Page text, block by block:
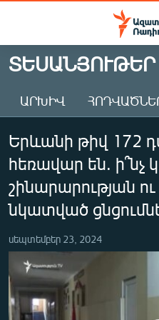
Մատչելիության
Անցնել
հիմնական
Անցնել
հիմնական
մենյուին
Որոնում
ԱԶԱՏՈՒԹՅՈՒՆ TV
ՀԱՅԱՍՏԱՆ
ԸՆՏՐՈՒԹՅՈՒՆՆԵՐ 2026
ԻՐԱՎՈՒՆՔ
ՀԱՍԱՐԱԿՈՒԹՅՈՒՆ
ՂԱՐԱԲԱՂ
ՊԱՏԵՐԱԶՄԻ 6 ՇԱԲԱԹՆԵՐԸ
ՏԱՐԱԾԱՇՐՋԱՆ
ՏԵՍԱՆՅՈՒԹԵՐ
ԱՐԽԻՎ
Երևանի թիվ 172
հեռավար են.
շինարարության
նկատված
սեպտեմբեր 23, 2024